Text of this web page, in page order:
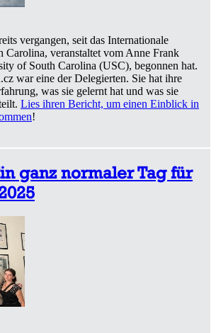
vergangen, seit das Internationale
Carolina, veranstaltet vom Anne Frank
of South Carolina (USC), begonnen hat.
war eine der Delegierten. Sie hat ihre
was sie gelernt hat und was sie
Lies ihren Bericht, um einen Einblick in
!
ganz normaler Tag für